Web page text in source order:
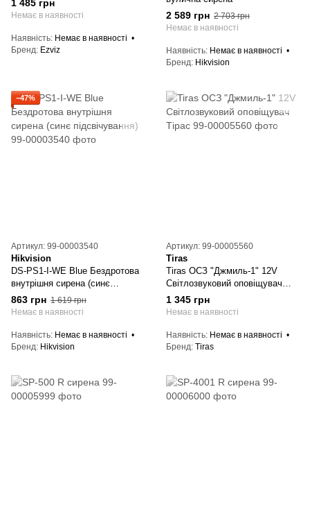
1 485 грн
Немає в наявності
Наявність Немає в наявності
Бренд Ezviz
2 589 грн 2 703 грн
Немає в наявності
Наявність Немає в наявності
Бренд Hikvision
−47%
Артикул: 99-00003540
Hikvision
DS-PS1-I-WE Blue Бездротова
внутрішня сирена (синє
підсвічування)
863 грн 1 619 грн
Немає в наявності
Наявність Немає в наявності
Бренд Hikvision
Артикул: 99-00005560
Tiras
Tiras ОСЗ "Джмиль-1" 12V
Світлозвуковий оповіщувач
Тірас
1 345 грн
Немає в наявності
Наявність Немає в наявності
Бренд Tiras